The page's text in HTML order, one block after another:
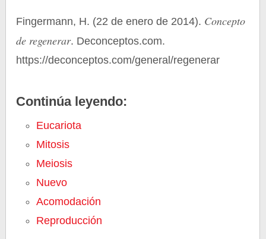
Fingermann, H. (22 de enero de 2014). Concepto
de regenerar. Deconceptos.com.
https://deconceptos.com/general/regenerar
Continúa leyendo:
Eucariota
Mitosis
Meiosis
Nuevo
Acomodación
Reproducción